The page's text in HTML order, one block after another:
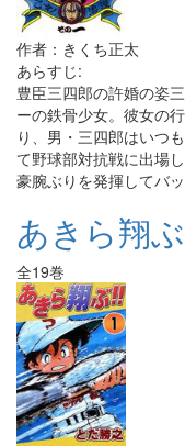
作者：きくち正太
あらすじ:
豊臣三四郎の許婚の姿
ーの鉄骨少女。彼女の
り、男・三四郎はいつ
て野球部対抗戦に出場
豪腕ぶりを発揮してバ
あきら翔ぶ
全19巻